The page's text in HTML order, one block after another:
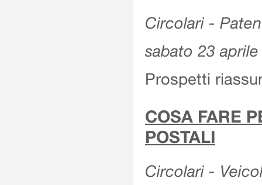
Circolari -
sabato 23
Prospetti
COSA FARE
POSTALI
Circolari -